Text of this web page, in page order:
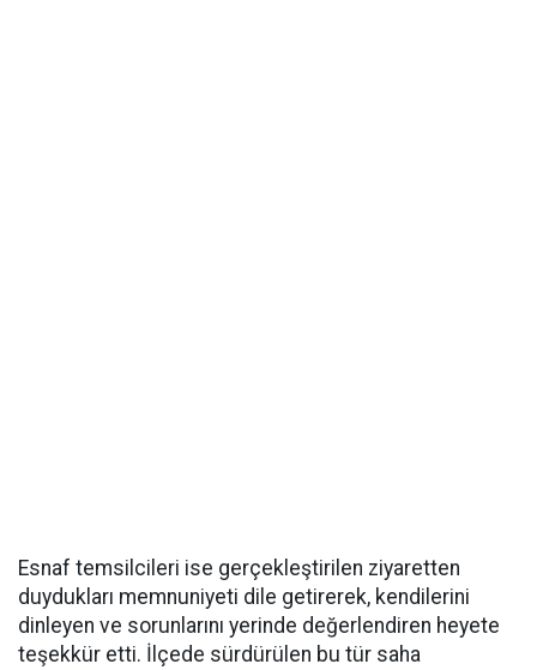
Esnaf temsilcileri ise gerçekleştirilen ziyaretten
duydukları memnuniyeti dile getirerek, kendilerini
dinleyen ve sorunlarını yerinde değerlendiren heyete
teşekkür etti. İlçede sürdürülen bu tür saha